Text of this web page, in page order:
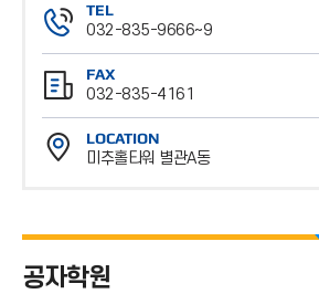
TEL
032-835-9666~9
전
화
번
호
FAX
032-835-4161
팩
스
번
LOCATION
미추홀타워 별관A동
공자학원